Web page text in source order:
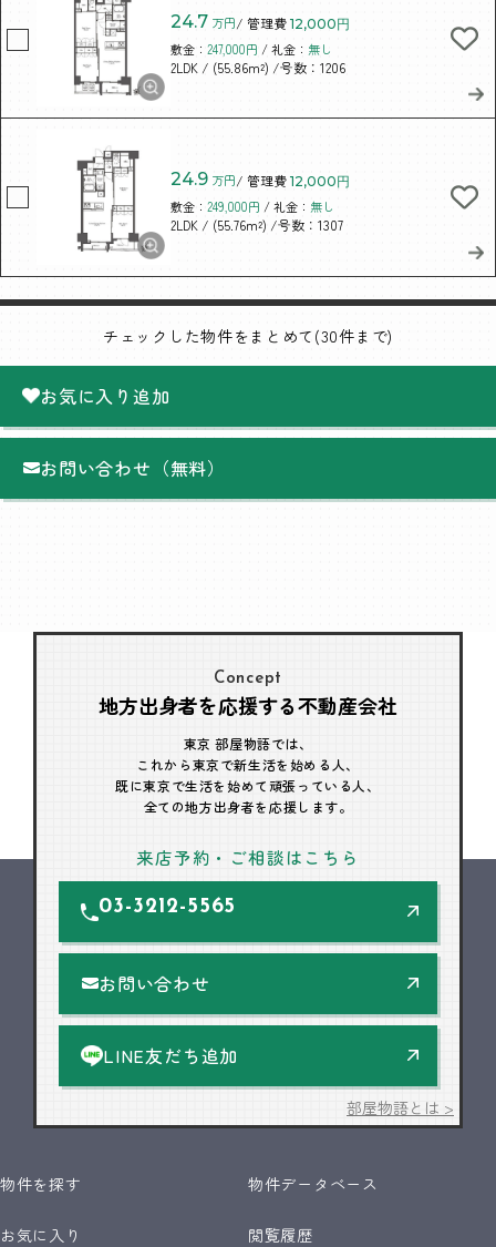
24.7 万円/ 管理費 12,000円
敷金：247,000円 / 礼金： 無し
2LDK / (55.86m²) /号数：1206
24.9 万円/ 管理費 12,000円
敷金：249,000円 / 礼金： 無し
2LDK / (55.76m²) /号数：1307
チェックした物件をまとめて(30件まで)
お気に入り追加
お問い合わせ（無料）
Concept
地方出身者を応援する不動産会社
東京 部屋物語では、
これから東京で新生活を始める人、
既に東京で生活を始めて頑張っている人、
全ての地方出身者を応援します。
来店予約・ご相談はこちら
03-3212-5565
お問い合わせ
LINE友だち追加
部屋物語とは >
物件を探す 物件データベース
お気に入り 閲覧履歴